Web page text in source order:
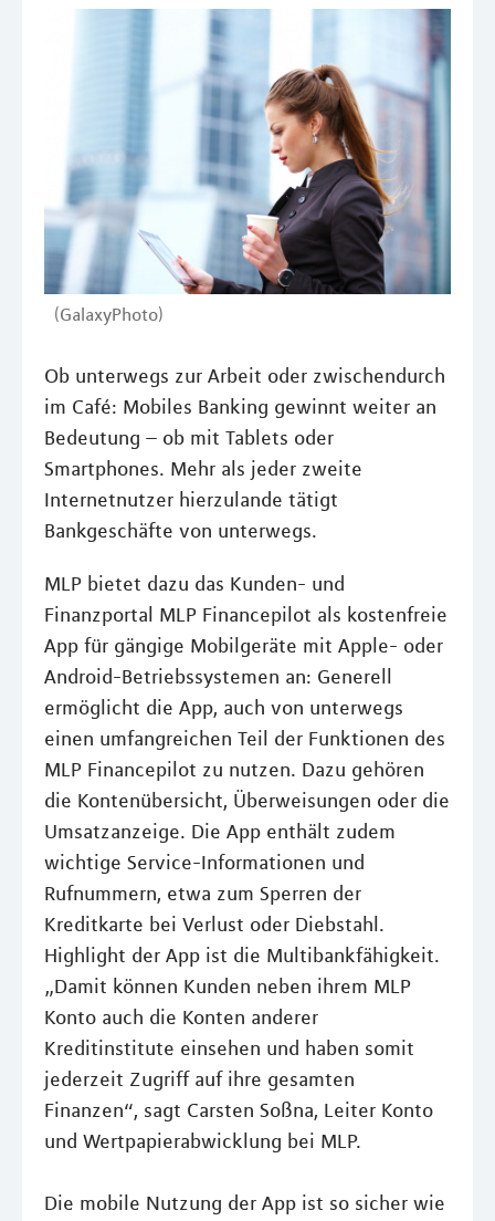
(GalaxyPhoto)
Ob unterwegs zur Arbeit oder zwischendurch
im Café: Mobiles Banking gewinnt weiter an
Bedeutung – ob mit Tablets oder
Smartphones. Mehr als jeder zweite
Internetnutzer hierzulande tätigt
Bankgeschäfte von unterwegs.
MLP bietet dazu das Kunden- und
Finanzportal MLP Financepilot als kostenfreie
App für gängige Mobilgeräte mit Apple- oder
Android-Betriebssystemen an: Generell
ermöglicht die App, auch von unterwegs
einen umfangreichen Teil der Funktionen des
MLP Financepilot zu nutzen. Dazu gehören
die Kontenübersicht, Überweisungen oder die
Umsatzanzeige. Die App enthält zudem
wichtige Service-Informationen und
Rufnummern, etwa zum Sperren der
Kreditkarte bei Verlust oder Diebstahl.
Highlight der App ist die Multibankfähigkeit.
„Damit können Kunden neben ihrem MLP
Konto auch die Konten anderer
Kreditinstitute einsehen und haben somit
jederzeit Zugriff auf ihre gesamten
Finanzen“, sagt Carsten Soßna, Leiter Konto
und Wertpapierabwicklung bei MLP.
Die mobile Nutzung der App ist so sicher wie